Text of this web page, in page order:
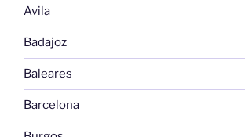
Avila
Badajoz
Baleares
Barcelona